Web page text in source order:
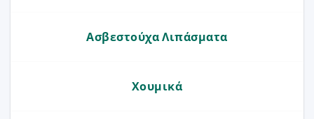
Ασβεστούχα Λιπάσματα
Χουμικά